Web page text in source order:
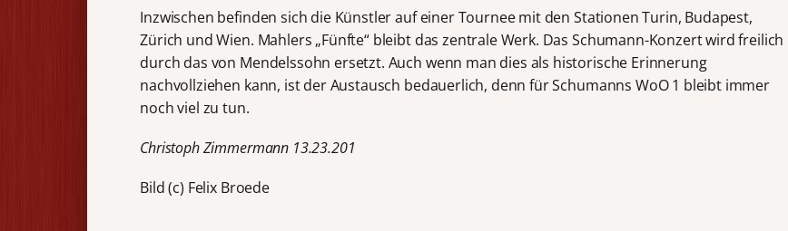
Inzwischen befinden sich die Künstler auf einer Tournee mit den Stationen Turin, Budapest,
Zürich und Wien. Mahlers „Fünfte“ bleibt das zentrale Werk. Das Schumann-Konzert wird freilich
durch das von Mendelssohn ersetzt. Auch wenn man dies als historische Erinnerung
nachvollziehen kann, ist der Austausch bedauerlich, denn für Schumanns WoO 1 bleibt immer
noch viel zu tun.
Christoph Zimmermann 13.23.201
Bild (c) Felix Broede